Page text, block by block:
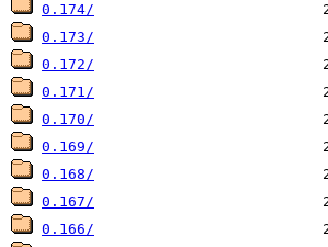
0.174/
0.173/
0.172/
0.171/
0.170/
0.169/
0.168/
0.167/
0.166/